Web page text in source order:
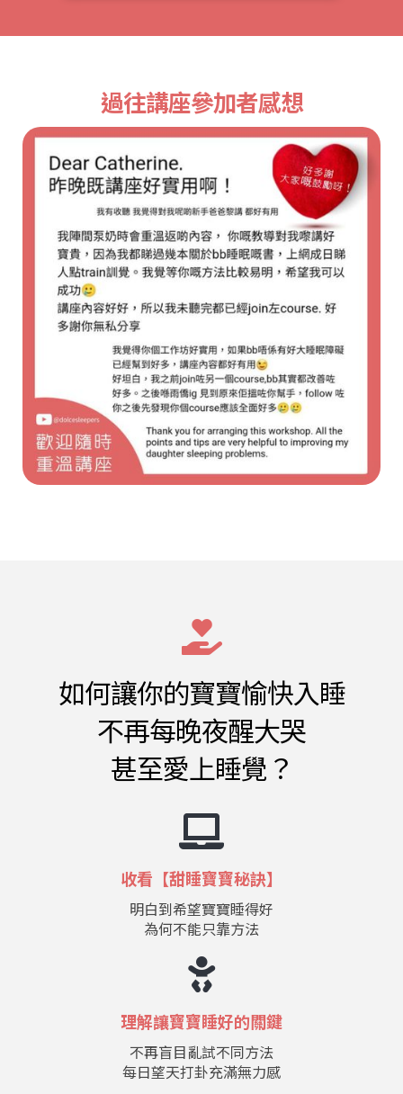
過往講座參加者感想
如何讓你的寶寶愉快入睡
不再每晚夜醒大哭
甚至愛上睡覺？
收看【甜睡寶寶秘訣】
明白到希望寶寶睡得好
為何不能只靠方法
理解讓寶寶睡好的關鍵
不再盲目亂試不同方法
每日望天打卦充滿無力感